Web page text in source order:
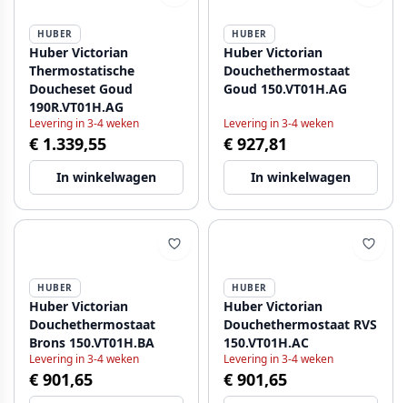
HUBER
Huber Victorian
Thermostatische
Doucheset Goud
190R.VT01H.AG
Levering in 3-4 weken
€ 1.339,55
In winkelwagen
HUBER
Huber Victorian
Douchethermostaat
Goud 150.VT01H.AG
Levering in 3-4 weken
€ 927,81
In winkelwagen
HUBER
Huber Victorian
Douchethermostaat
Brons 150.VT01H.BA
Levering in 3-4 weken
€ 901,65
HUBER
Huber Victorian
Douchethermostaat RVS
150.VT01H.AC
Levering in 3-4 weken
€ 901,65